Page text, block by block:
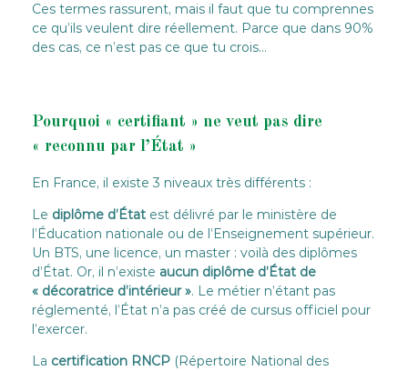
Ces termes rassurent, mais il faut que tu comprennes
ce qu’ils veulent dire réellement. Parce que dans 90%
des cas, ce n’est pas ce que tu crois…
Pourquoi « certifiant » ne veut pas dire
« reconnu par l’État »
En France, il existe 3 niveaux très différents :
Le diplôme d’État est délivré par le ministère de
l’Éducation nationale ou de l’Enseignement supérieur.
Un BTS, une licence, un master : voilà des diplômes
d’État. Or, il n’existe aucun diplôme d’État de
« décoratrice d’intérieur ». Le métier n’étant pas
réglementé, l’État n’a pas créé de cursus officiel pour
l’exercer.
La certification RNCP (Répertoire National des